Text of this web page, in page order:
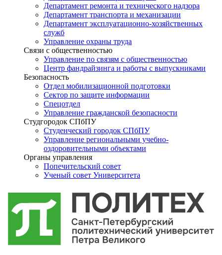
Департамент ремонта и технического надзора
Департамент транспорта и механизации
Департамент эксплуатационно-хозяйственных
служб
Управление охраны труда
Связи с общественностью
Управление по связям с общественностью
Центр фандрайзинга и работы с выпускниками
Безопасность
Отдел мобилизационной подготовки
Сектор по защите информации
Спецотдел
Управление гражданской безопасности
Студгородок СПбПУ
Студенческий городок СПбПУ
Управление региональными учебно-
оздоровительными объектами
Органы управления
Попечительский совет
Ученый совет Университета